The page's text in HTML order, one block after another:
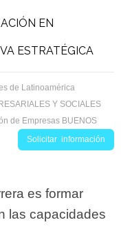
EN
ESTRATÉGICA
de Latinoamérica
Y SOCIALES
de Empresas BUENOS
Solicitar información
es formar
las capacidades